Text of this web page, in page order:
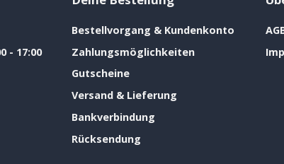
- 17:00
Bestellvorgang & Kundenkonto
Zahlungsmöglichkeiten
Gutscheine
Versand & Lieferung
Bankverbindung
Rücksendung